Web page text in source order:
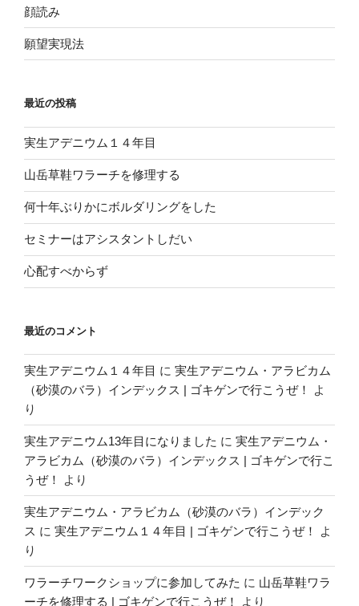
顔読み
願望実現法
最近の投稿
実生アデニウム１４年目
山岳草鞋ワラーチを修理する
何十年ぶりかにボルダリングをした
セミナーはアシスタントしだい
心配すべからず
最近のコメント
実生アデニウム１４年目 に 実生アデニウム・アラビカム
（砂漠のバラ）インデックス | ゴキゲンで行こうぜ！
よ
り
実生アデニウム13年目になりました に 実生アデニウム・
アラビカム（砂漠のバラ）インデックス | ゴキゲンで行こ
うぜ！
より
実生アデニウム・アラビカム（砂漠のバラ）インデック
ス に 実生アデニウム１４年目 | ゴキゲンで行こうぜ！
よ
り
ワラーチワークショップに参加してみた に 山岳草鞋ワラ
ーチを修理する | ゴキゲンで行こうぜ！
より